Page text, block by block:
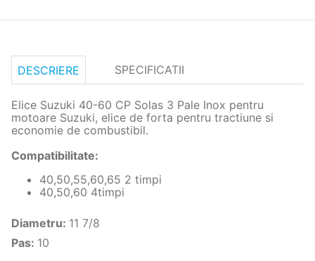
DESCRIERE SPECIFICATII
Elice Suzuki 40-60 CP Solas 3 Pale Inox pentru
motoare Suzuki, elice de forta pentru tractiune si
economie de combustibil.
Compatibilitate:
40,50,55,60,65 2 timpi
40,50,60 4timpi
Diametru: 11 7/8
Pas: 10